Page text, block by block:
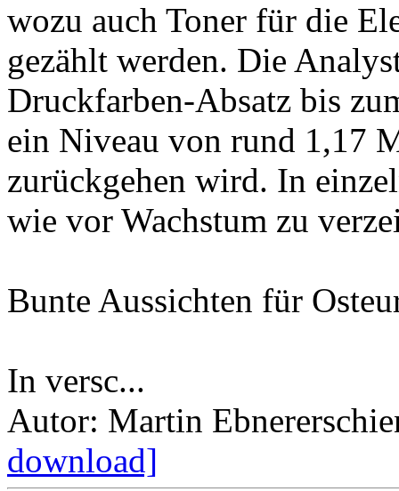
wozu auch Toner für die
gezählt werden. Die
Druckfarben-Absatz bis
ein Niveau von rund 1,17
zurückgehen wird. In
wie vor Wachstum zu
Bunte Aussichten für
In versc...
Autor: Martin Ebner
download]